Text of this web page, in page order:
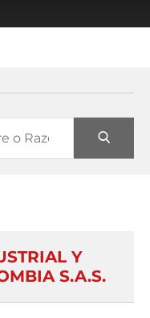
Y
S.A.S.